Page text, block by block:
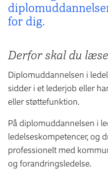
for dig.
Derfor skal du
Diplomuddannelsen i
sidder i et lederjob eller
eller støttefunktion.
På diplomuddannelsen i
ledelseskompetencer, og
professionelt med
og forandringsledelse.